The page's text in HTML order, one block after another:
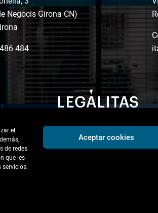
el
de redes
que les
servicios.
Aceptar cookies
Negocis Girona CN)
484